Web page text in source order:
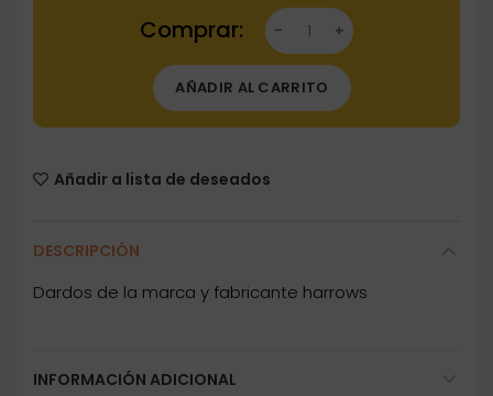
Dardos Harrows Vivid Verde cantidad
AÑADIR AL CARRITO
Añadir a lista de deseados
DESCRIPCIÓN
Dardos de la marca y fabricante harrows
INFORMACIÓN ADICIONAL